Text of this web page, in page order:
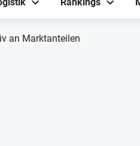
an Marktanteilen